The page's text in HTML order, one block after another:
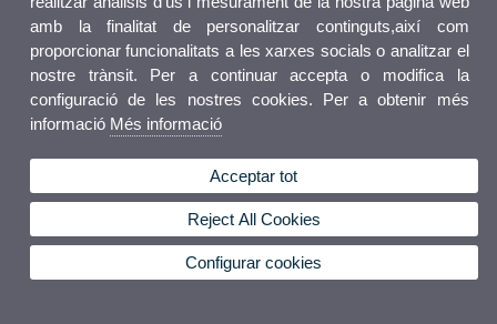
amb la finalitat de personalitzar continguts,així com
proporcionar funcionalitats a les xarxes socials o analitzar el
nostre trànsit. Per a continuar accepta o modifica la
configuració de les nostres cookies. Per a obtenir més
informació Més informació
Acceptar tot
Reject All Cookies
Configurar cookies